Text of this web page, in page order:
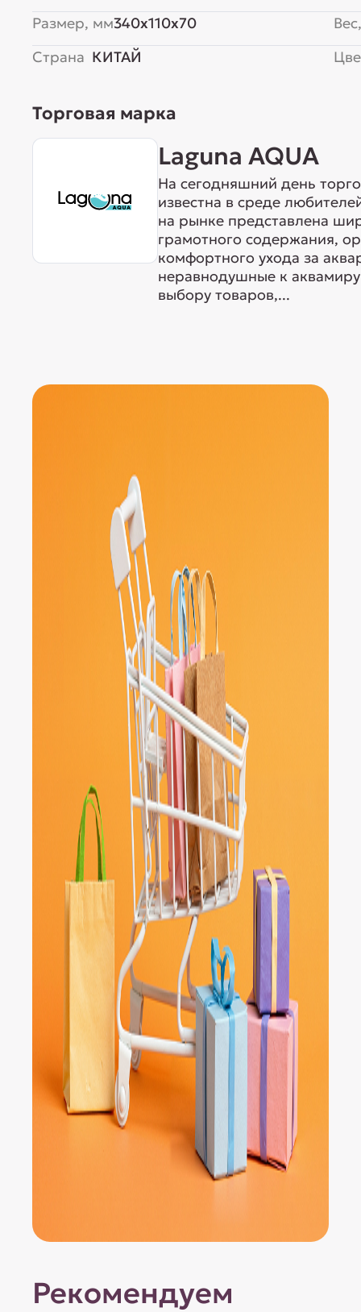
Размер, мм340x110x70
Страна КИТАЙ
Торговая марка
Laguna AQUA
На сегодняшний день
известна в среде
на рынке представлена
грамотного содержания,
комфортного ухода за
неравнодушные к
выбору товаров,...
Рекомендуем